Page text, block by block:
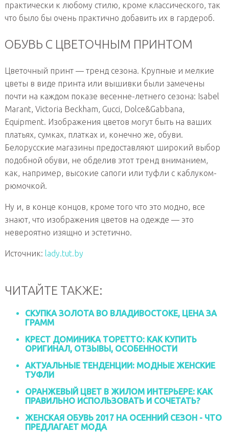
практически к любому стилю, кроме классического, так
что было бы очень практично добавить их в гардероб.
ОБУВЬ С ЦВЕТОЧНЫМ ПРИНТОМ
Цветочный принт — тренд сезона. Крупные и мелкие
цветы в виде принта или вышивки были замечены
почти на каждом показе весенне-летнего сезона: Isabel
Marant, Victoria Beckham, Gucci, Dolce&Gabbana,
Equipment. Изображения цветов могут быть на ваших
платьях, сумках, платках и, конечно же, обуви.
Белорусские магазины предоставляют широкий выбор
подобной обуви, не обделив этот тренд вниманием,
как, например, высокие сапоги или туфли с каблуком-
рюмочкой.
Ну и, в конце концов, кроме того что это модно, все
знают, что изображения цветов на одежде — это
невероятно изящно и эстетично.
Источник: lady.tut.by
ЧИТАЙТЕ ТАКЖЕ:
СКУПКА ЗОЛОТА ВО ВЛАДИВОСТОКЕ, ЦЕНА ЗА
ГРАММ
КРЕСТ ДОМИНИКА ТОРЕТТО: КАК КУПИТЬ
ОРИГИНАЛ, ОТЗЫВЫ, ОСОБЕННОСТИ
АКТУАЛЬНЫЕ ТЕНДЕНЦИИ: МОДНЫЕ ЖЕНСКИЕ
ТУФЛИ
ОРАНЖЕВЫЙ ЦВЕТ В ЖИЛОМ ИНТЕРЬЕРЕ: КАК
ПРАВИЛЬНО ИСПОЛЬЗОВАТЬ И СОЧЕТАТЬ?
ЖЕНСКАЯ ОБУВЬ 2017 НА ОСЕННИЙ СЕЗОН - ЧТО
ПРЕДЛАГАЕТ МОДА